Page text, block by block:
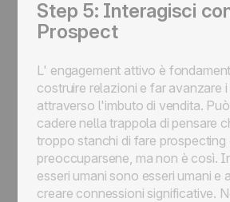
Step 5: Interagisci
Prospect
L' engagement attivo è
costruire relazioni e far avanzare
attraverso l'imbuto di vendita.
cadere nella trappola di pensare
troppo stanchi di fare prospecting
preoccuparsene, ma non è così.
esseri umani sono esseri umani e
creare connessioni significative.